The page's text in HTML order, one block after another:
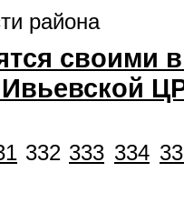
района
своими
332 333 334